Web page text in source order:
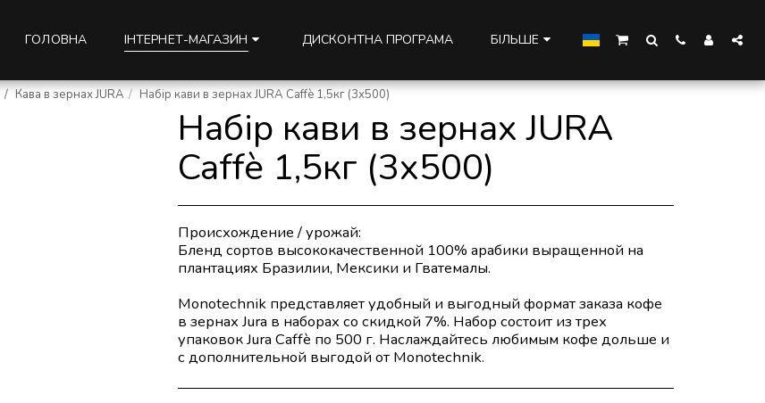
ГОЛОВНА ІНТЕРНЕТ-МАГАЗИН ДИСКОНТНА ПРОГРАМА БІЛЬШЕ
Кава в зернах JURA Набір кави в зернах JURA Caffè 1,5кг (3х500)
Набір кави в зернах JURA
Caffè 1,5кг (3х500)
Происхождение / урожай:
Бленд сортов высококачественной 100% арабики выращенной на
плантациях Бразилии, Мексики и Гватемалы.
Monotechnik представляет удобный и выгодный формат заказа кофе
в зернах Jura в наборах со скидкой 7%. Набор состоит из трех
упаковок Jura Caffè по 500 г. Наслаждайтесь любимым кофе дольше и
с дополнительной выгодой от Monotechnik.